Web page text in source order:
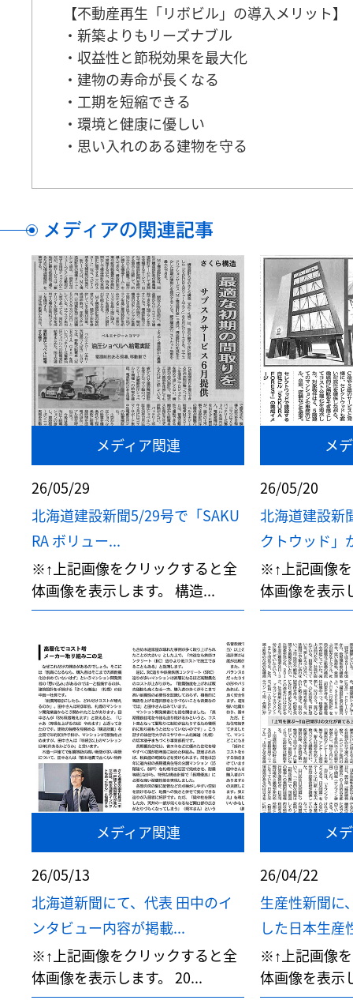
【不動産再生「リボビル」の導入メリット】
・新築よりもリーズナブル
・収益性と節税効果を最大化
・建物の寿命が長くなる
・工期を短縮できる
・環境と健康に優しい
・思い入れのある建物を守る
メディアの関連記事
メディア関連
26/05/29
北海道建設新聞5/29号で「SAKU
RA ボリュー...
※↑上記画像をクリックすると全
体画像を表示します。 構造...
メ
26/05/20
北海道建設新
クトウッド」
※↑上記画像
体画像を表示
メディア関連
26/05/13
北海道新聞にて、代表 田中のイ
ンタビュー内容が掲載...
※↑上記画像をクリックすると全
体画像を表示します。 20...
メ
26/04/22
生産性新聞に
した日本生産
※↑上記画像
体画像を表示